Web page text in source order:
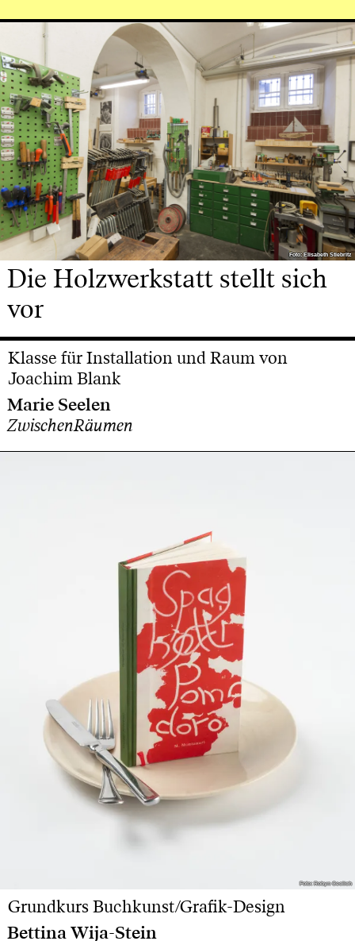
Foto: Elisabeth Stiebritz
Foto: Elisabeth Stiebritz
Die Holzwerkstatt stellt sich
vor
Klasse für Installation und Raum von
Joachim Blank
Marie Seelen
ZwischenRäumen
Foto: Robyn Ceclich
Foto: Robyn Ceclich
Grundkurs Buchkunst/Grafik-Design
Bettina Wija-Stein